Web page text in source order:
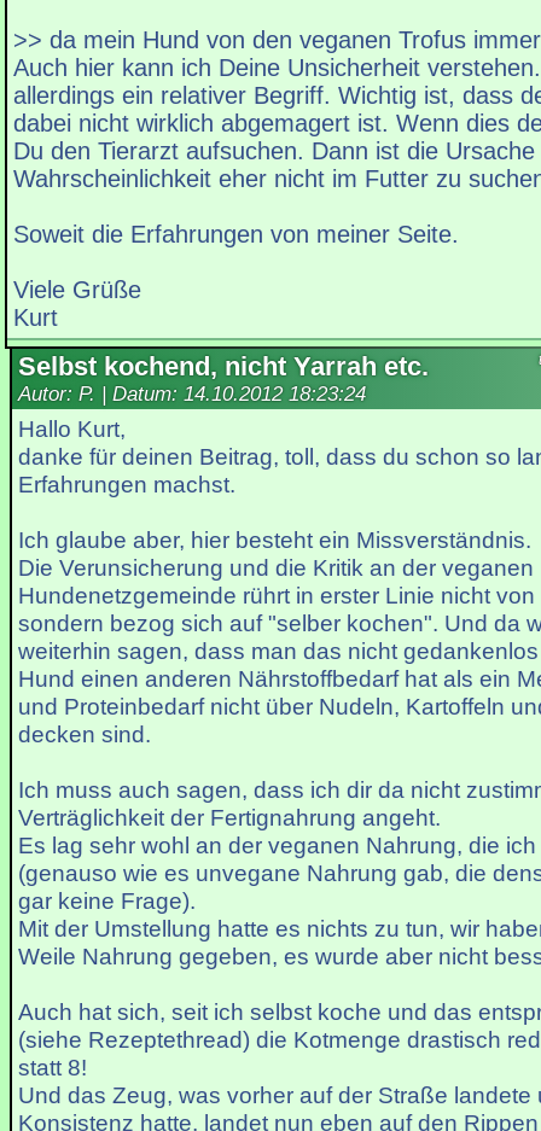
>> da mein Hund von den veganen Trofus
Auch hier kann ich Deine Unsicherheit verstehen.
allerdings ein relativer Begriff. Wichtig ist, dass
dabei nicht wirklich abgemagert ist. Wenn dies
Du den Tierarzt aufsuchen. Dann ist die
Wahrscheinlichkeit eher nicht im Futter zu
Soweit die Erfahrungen von meiner Seite.
Viele Grüße
Kurt
Selbst kochend, nicht Yarrah etc.
Autor: P. | Datum: 14.10.2012 18:23:24
Hallo Kurt,
danke für deinen Beitrag, toll, dass du schon so
Erfahrungen machst.
Ich glaube aber, hier besteht ein Missverständnis.
Die Verunsicherung und die Kritik an der veganen
Hundenetzgemeinde rührt in erster Linie nicht
sondern bezog sich auf "selber kochen". Und da
weiterhin sagen, dass man das nicht
Hund einen anderen Nährstoffbedarf hat als ein
und Proteinbedarf nicht über Nudeln, Kartoffeln
decken sind.
Ich muss auch sagen, dass ich dir da nicht
Verträglichkeit der Fertignahrung angeht.
Es lag sehr wohl an der veganen Nahrung, die
(genauso wie es unvegane Nahrung gab, die
gar keine Frage).
Mit der Umstellung hatte es nichts zu tun, wir
Weile Nahrung gegeben, es wurde aber nicht
Auch hat sich, seit ich selbst koche und das
(siehe Rezeptethread) die Kotmenge drastisch
statt 8!
Und das Zeug, was vorher auf der Straße landete
Konsistenz hatte, landet nun eben auf den